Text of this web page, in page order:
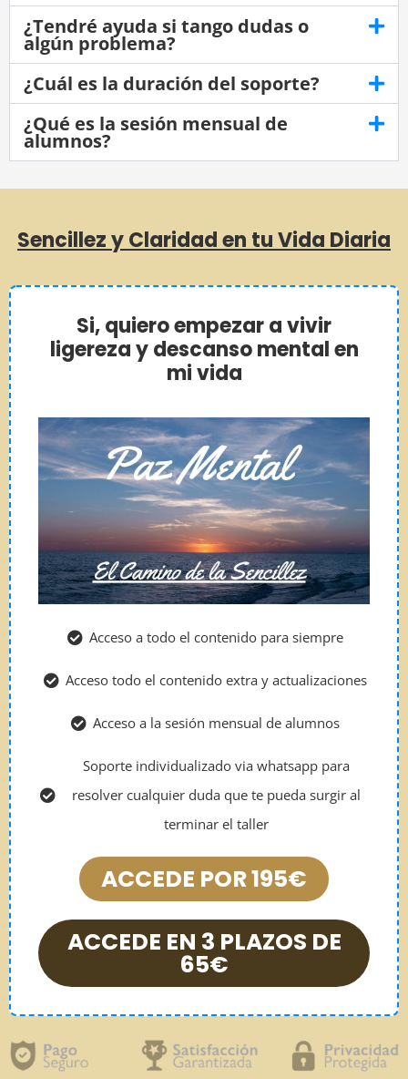
¿Tendré ayuda si tango dudas o
algún problema?
¿Cuál es la duración del soporte?
¿Qué es la sesión mensual de
alumnos?
Sencillez y Claridad en tu Vida Diaria
Si, quiero empezar a vivir
ligereza y descanso mental en
mi vida
Acceso a todo el contenido para siempre
Acceso todo el contenido extra y actualizaciones
Acceso a la sesión mensual de alumnos
Soporte individualizado via whatsapp para
resolver cualquier duda que te pueda surgir al
terminar el taller
ACCEDE POR 195€
ACCEDE EN 3 PLAZOS DE
65€